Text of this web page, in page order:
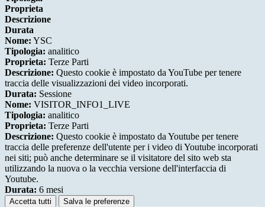
Proprieta
Descrizione
Durata
Nome: YSC
Tipologia: analitico
Proprieta: Terze Parti
Descrizione: Questo cookie è impostato da YouTube per tenere
traccia delle visualizzazioni dei video incorporati.
Durata: Sessione
Nome: VISITOR_INFO1_LIVE
Tipologia: analitico
Proprieta: Terze Parti
Descrizione: Questo cookie è impostato da Youtube per tenere
traccia delle preferenze dell'utente per i video di Youtube incorporati
nei siti; può anche determinare se il visitatore del sito web sta
utilizzando la nuova o la vecchia versione dell'interfaccia di
Youtube.
Durata: 6 mesi
Accetta tutti Salva le preferenze